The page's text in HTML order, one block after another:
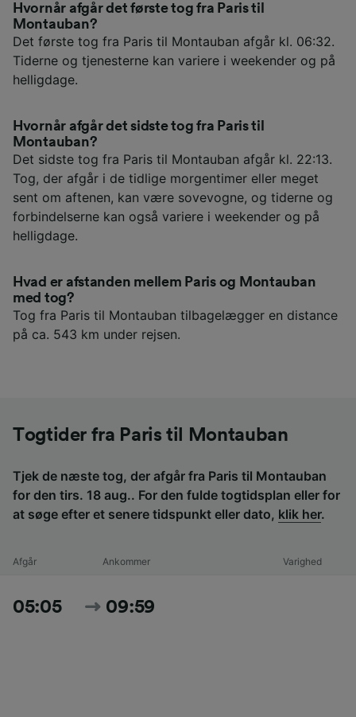
Hvornår afgår det første tog fra Paris til
Montauban?
Det første tog fra Paris til Montauban afgår kl. 06:32.
Tiderne og tjenesterne kan variere i weekender og på
helligdage.
Hvornår afgår det sidste tog fra Paris til
Montauban?
Det sidste tog fra Paris til Montauban afgår kl. 22:13.
Tog, der afgår i de tidlige morgentimer eller meget
sent om aftenen, kan være sovevogne, og tiderne og
forbindelserne kan også variere i weekender og på
helligdage.
Hvad er afstanden mellem Paris og Montauban
med tog?
Tog fra Paris til Montauban tilbagelægger en distance
på ca. 543 km under rejsen.
Togtider fra Paris til Montauban
Tjek de næste tog, der afgår fra Paris til Montauban
for den tirs. 18 aug.. For den fulde togtidsplan eller for
at søge efter et senere tidspunkt eller dato, klik her.
Afgår Ankommer Varighed
05:05 09:59